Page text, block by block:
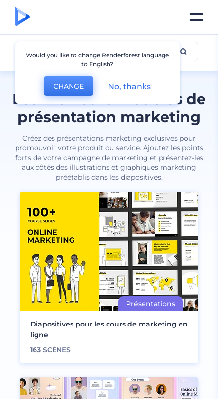
Les meilleurs modèles de
présentation marketing
Créez des présentations marketing exclusives pour
promouvoir votre produit ou service. Ajoutez les points
forts de votre campagne de marketing et présentez-les
aux côtés des illustrations et graphiques marketing
préétablis dans les diapositives.
Marketing
Diapositives pour les cours de marketing en
ligne
163 SCÈNES
Would you like to change Renderforest language
to English?
CHANGE No, thanks